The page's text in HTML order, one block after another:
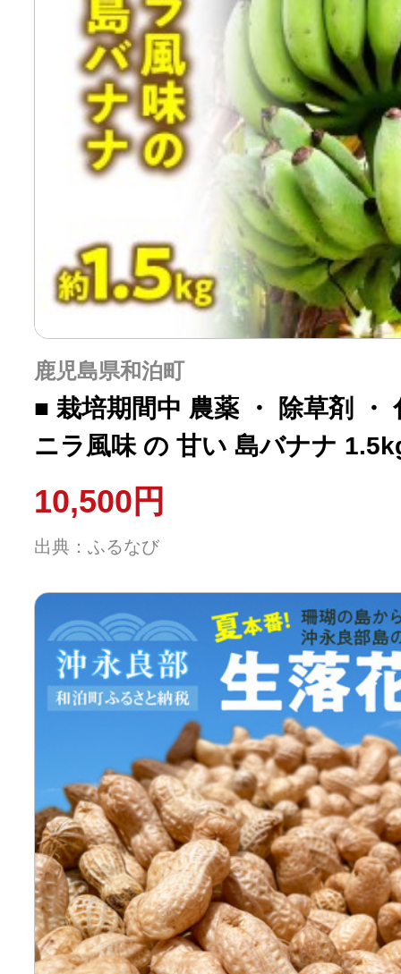
鹿児島県和泊町
■ 栽培期間中 農薬 ・ 除草剤 ・
ニラ風味 の 甘い 島バナナ
～2026年11月下旬お届け】
物 バナナ
10,500円
出典：ふるなび